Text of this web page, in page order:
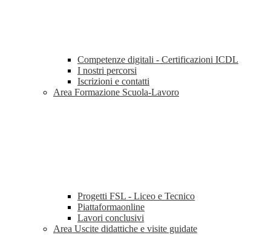
Competenze digitali - Certificazioni ICDL
I nostri percorsi
Iscrizioni e contatti
Area Formazione Scuola-Lavoro
Progetti FSL - Liceo e Tecnico
Piattaformaonline
Lavori conclusivi
Area Uscite didattiche e visite guidate